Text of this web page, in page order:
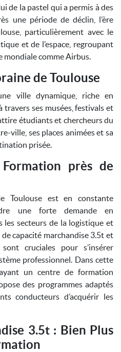
de la pastel qui a permis à des
une période de déclin, l’ère
particulièrement avec le
et de l’espace, regroupant
mondiale comme Airbus.
de Toulouse
ville dynamique, riche en
ses musées, festivals et
étudiants et chercheurs du
ville, ses places animées et sa
prisée.
près de
Toulouse est en constante
une forte demande en
les secteurs de la logistique et
capacité marchandise 3.5t et
cruciales pour s’insérer
professionnel. Dans cette
un centre de formation
des programmes adaptés
conducteurs d’acquérir les
3.5t : Bien Plus